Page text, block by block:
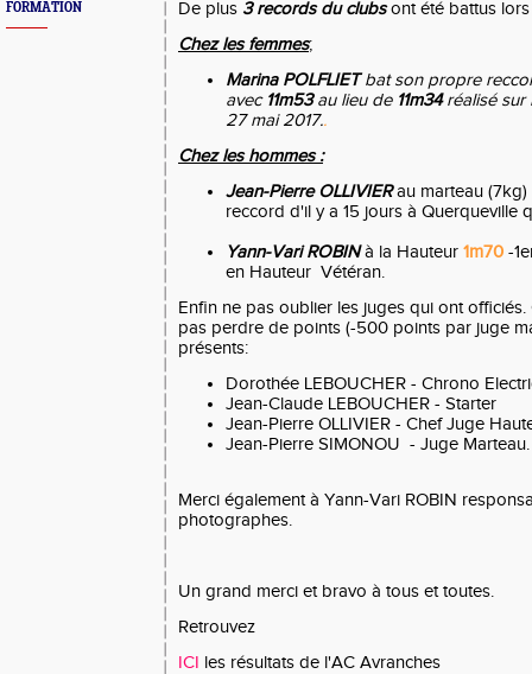
FORMATION De plus 3 records du clubsont été battus
Chez les femmes;
Marina POLFLIETbat son propre
avec 11m53au lieu de 11m34réalisé sur
27 mai 2017..
Chez les hommes :
Jean-Pierre OLLIVIERau marteau
reccord d'il y a 15 jours à Querqueville
Yann-Vari ROBINà la Hauteur 1m70 -
en Hauteur Vétéran.
Enfin ne pas oublier les juges qui ont
pas perdre de points (-500 points par juge
présents:
Dorothée LEBOUCHER - Chrono
Jean-Claude LEBOUCHER - Starter
Jean-Pierre OLLIVIER - Chef Juge
Jean-Pierre SIMONOU - Juge Marteau.
Merci également à Yann-Vari ROBIN
photographes.
Un grand merci et bravo à tous et toutes.
Retrouvez
ICI les résultats de l'AC Avranches